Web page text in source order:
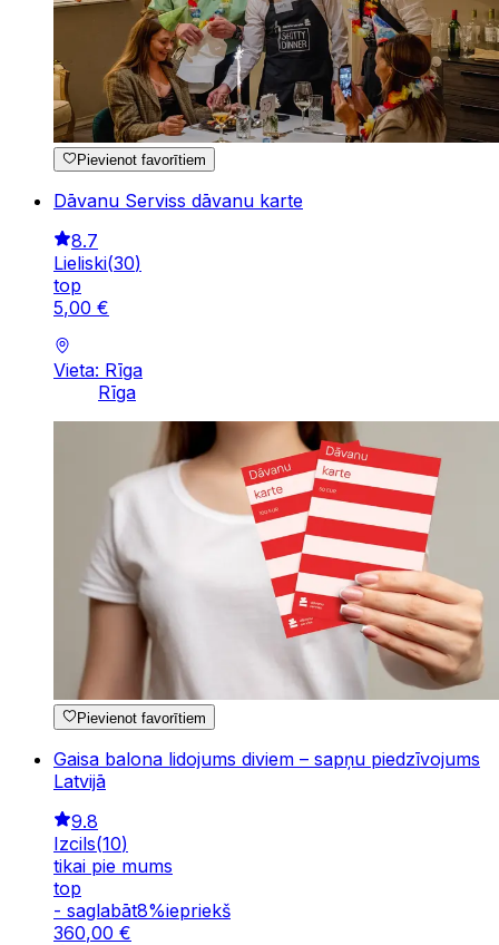
Pievienot favorītiem
Dāvanu Serviss dāvanu karte
8.7
Lieliski(30)
top
5,00 €
Vieta: Rīga
Rīga
Pievienot favorītiem
Gaisa balona lidojums diviem – sapņu piedzīvojums
Latvijā
9.8
Izcils(10)
tikai pie mums
top
- saglabāt8%iepriekš
360,00 €